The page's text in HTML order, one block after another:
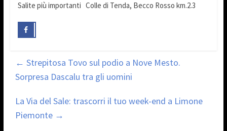
Salite più importanti Colle di Tenda, Becco Rosso km.2.3
← Strepitosa Tovo sul podio a Nove Mesto.
Sorpresa Dascalu tra gli uomini
La Via del Sale: trascorri il tuo week-end a Limone
Piemonte →